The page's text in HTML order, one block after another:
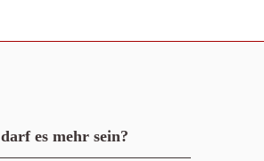
darf es mehr sein?